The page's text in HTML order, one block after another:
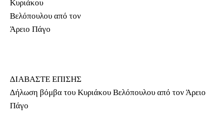
ΔΙΑΒΑΣΤΕ ΕΠΙΣΗΣ
Δήλωση βόμβα του Κυριάκου Βελόπουλου από τον Άρειο
Πάγο